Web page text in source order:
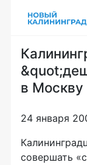
в Москву
24 января
совершать